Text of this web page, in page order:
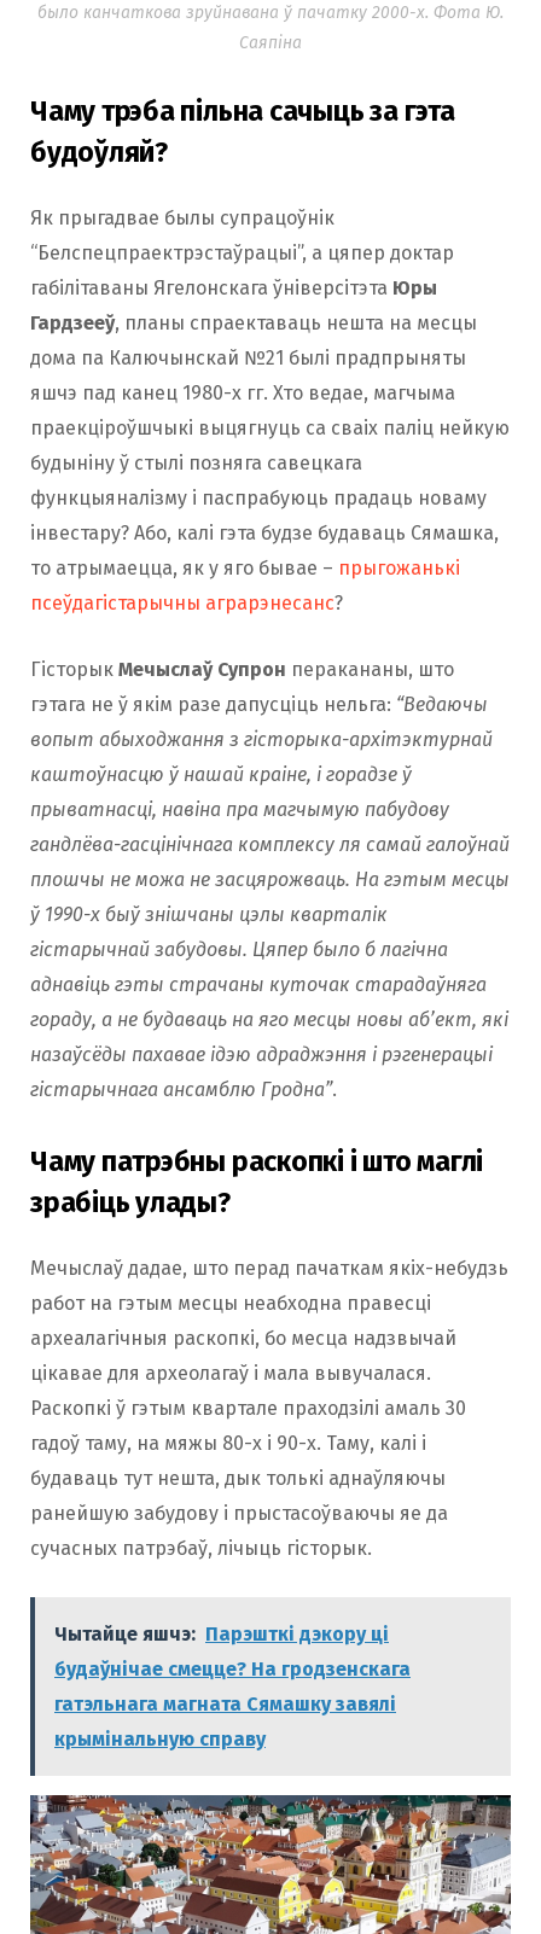
было канчаткова зруйнавана ў пачатку 2000-х. Фота Ю.
Саяпіна
Чаму трэба пільна сачыць за гэта
будоўляй?
Як прыгадвае былы супрацоўнік
“Белспецпраектрэстаўрацыі”, а цяпер доктар
габілітаваны Ягелонскага ўніверсітэта Юры
Гардзееў, планы спраектаваць нешта на месцы
дома па Калючынскай №21 былі прадпрыняты
яшчэ пад канец 1980-х гг. Хто ведае, магчыма
праекціроўшчыкі выцягнуць са сваіх паліц нейкую
будыніну ў стылі позняга савецкага
функцыяналізму і паспрабуюць прадаць новаму
інвестару? Або, калі гэта будзе будаваць Сямашка,
то атрымаецца, як у яго бывае – прыгожанькі
псеўдагістарычны аграрэнесанс?
Гісторык Мечыслаў Супрон перакананы, што
гэтага не ў якім разе дапусціць нельга: “Ведаючы
вопыт абыходжання з гicторыка-архітэктурнай
каштоўнасцю ў нашай краіне, і горадзе ў
прыватнасці, навіна пра магчымую пабудову
гандлёва-гасцінічнага комплексу ля самай галоўнай
плошчы не можа не засцярожваць. На гэтым месцы
ў 1990-х быў знішчаны цэлы кварталік
гістарычнай забудовы. Цяпер было б лагічна
аднавіць гэты страчаны куточак старадаўняга
гораду, а не будаваць на яго месцы новы аб’ект, які
назаўсёды пахавае ідэю адраджэння і рэгенерацыі
гістарычнага ансамблю Гродна”.
Чаму патрэбны раскопкі і што маглі
зрабіць улады?
Мечыслаў дадае, што перад пачаткам якіх-небудзь
работ на гэтым месцы неабходна правесці
археалагічныя раскопкі, бо месца надзвычай
цікавае для археолагаў і мала вывучалася.
Раскопкі ў гэтым квартале праходзілі амаль 30
гадоў таму, на мяжы 80-х і 90-х. Таму, калі і
будаваць тут нешта, дык толькі аднаўляючы
ранейшую забудову і прыстасоўваючы яе да
сучасных патрэбаў, лічыць гісторык.
Чытайце яшчэ: Парэшткі дэкору ці
будаўнічае смецце? На гродзенскага
гатэльнага магната Сямашку завялі
крымінальную справу